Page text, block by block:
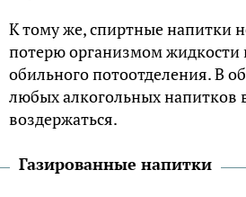
К тому же, спиртные напитки
потерю организмом жидкости
обильного потоотделения. В
любых алкогольных напитков
воздержаться.
Газированные напитки